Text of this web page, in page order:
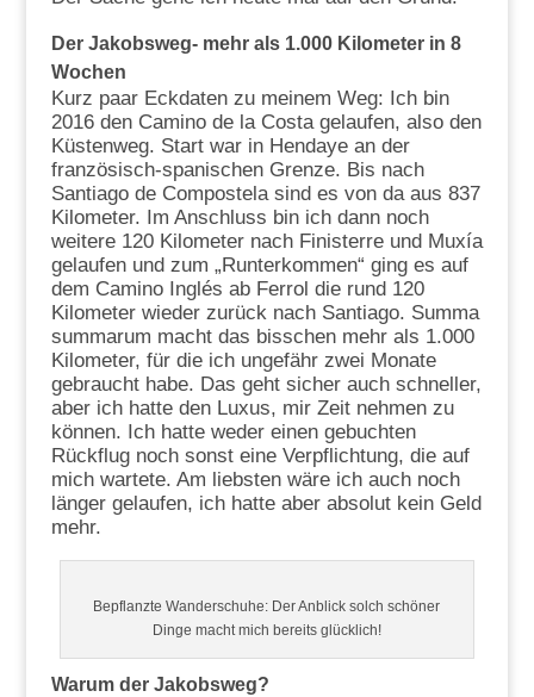
Der Jakobsweg- mehr als 1.000 Kilometer in 8
Wochen
Kurz paar Eckdaten zu meinem Weg: Ich bin
2016 den Camino de la Costa gelaufen, also den
Küstenweg. Start war in Hendaye an der
französisch-spanischen Grenze. Bis nach
Santiago de Compostela sind es von da aus 837
Kilometer. Im Anschluss bin ich dann noch
weitere 120 Kilometer nach Finisterre und Muxía
gelaufen und zum „Runterkommen“ ging es auf
dem Camino Inglés ab Ferrol die rund 120
Kilometer wieder zurück nach Santiago. Summa
summarum macht das bisschen mehr als 1.000
Kilometer, für die ich ungefähr zwei Monate
gebraucht habe. Das geht sicher auch schneller,
aber ich hatte den Luxus, mir Zeit nehmen zu
können. Ich hatte weder einen gebuchten
Rückflug noch sonst eine Verpflichtung, die auf
mich wartete. Am liebsten wäre ich auch noch
länger gelaufen, ich hatte aber absolut kein Geld
mehr.
Bepflanzte Wanderschuhe: Der Anblick solch schöner
Dinge macht mich bereits glücklich!
Warum der Jakobsweg?